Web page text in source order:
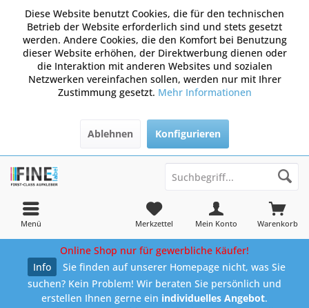
Diese Website benutzt Cookies, die für den technischen
Betrieb der Website erforderlich sind und stets gesetzt
werden. Andere Cookies, die den Komfort bei Benutzung
dieser Website erhöhen, der Direktwerbung dienen oder
die Interaktion mit anderen Websites und sozialen
Netzwerken vereinfachen sollen, werden nur mit Ihrer
Zustimmung gesetzt. Mehr Informationen
Ablehnen Konfigurieren
Warenkorb
Merkzettel Mein Konto
Menü
Online Shop nur für gewerbliche Käufer!
Info
Sie finden auf unserer Homepage nicht, was Sie
suchen? Kein Problem! Wir beraten Sie persönlich und
erstellen Ihnen gerne ein individuelles Angebot.